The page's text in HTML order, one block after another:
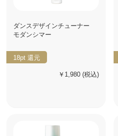
ダンスデザインチューナー
モダンシマー
18pt 還元
￥1,980 (税込)